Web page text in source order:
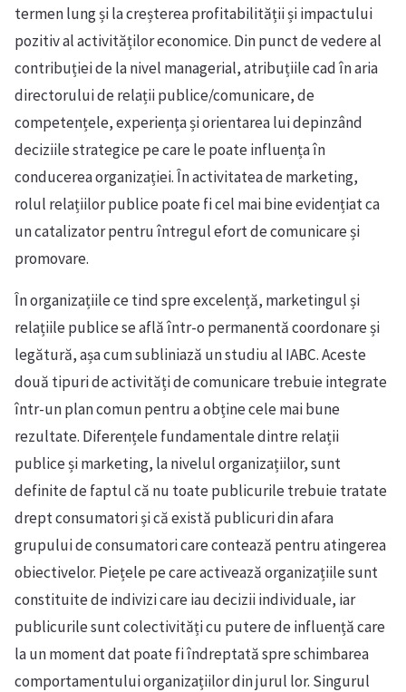
termen lung și la creșterea profitabilității și impactului
pozitiv al activităților economice. Din punct de vedere al
contribuției de la nivel managerial, atribuțiile cad în aria
directorului de relații publice/comunicare, de
competențele, experiența și orientarea lui depinzând
deciziile strategice pe care le poate influența în
conducerea organizației. În activitatea de marketing,
rolul relațiilor publice poate fi cel mai bine evidențiat ca
un catalizator pentru întregul efort de comunicare și
promovare.
În organizațiile ce tind spre excelență, marketingul și
relațiile publice se află într-o permanentă coordonare și
legătură, așa cum subliniază un studiu al IABC. Aceste
două tipuri de activități de comunicare trebuie integrate
într-un plan comun pentru a obține cele mai bune
rezultate. Diferențele fundamentale dintre relații
publice și marketing, la nivelul organizațiilor, sunt
definite de faptul că nu toate publicurile trebuie tratate
drept consumatori și că există publicuri din afara
grupului de consumatori care contează pentru atingerea
obiectivelor. Piețele pe care activează organizațiile sunt
constituite de indivizi care iau decizii individuale, iar
publicurile sunt colectivități cu putere de influență care
la un moment dat poate fi îndreptată spre schimbarea
comportamentului organizațiilor din jurul lor. Singurul